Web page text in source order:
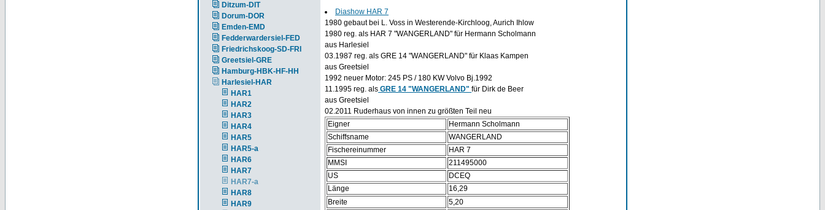
Ditzum-DIT
Dorum-DOR
Emden-EMD
Fedderwardersiel-FED
Friedrichskoog-SD-FRI
Greetsiel-GRE
Hamburg-HBK-HF-HH
Harlesiel-HAR
HAR1
HAR2
HAR3
HAR4
HAR5
HAR5-a
HAR6
HAR7
HAR7-a
HAR8
HAR9
Diashow HAR 7
1980 gebaut bei L. Voss in Westerende-Kirchloog, Aurich Ihlow
1980 reg. als HAR 7 "WANGERLAND" für Hermann Scholmann
aus Harlesiel
03.1987 reg. als GRE 14 "WANGERLAND" für Klaas Kampen
aus Greetsiel
1992 neuer Motor: 245 PS / 180 KW Volvo Bj.1992
11.1995 reg. als GRE 14 "WANGERLAND" für Dirk de Beer
aus Greetsiel
02.2011 Ruderhaus von innen zu größten Teil neu
Eigner
Hermann Scholmann
Schiffsname
WANGERLAND
Fischereinummer
HAR 7
MMSI
211495000
US
DCEQ
Länge
16,29
Breite
5,20